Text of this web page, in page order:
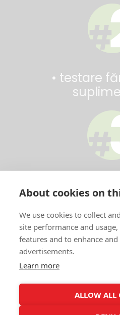
• testare
•
About cookies on
We use cookies to collect
site performance and
features and to enhance
advertisements.
Learn more
ALLOW ALL